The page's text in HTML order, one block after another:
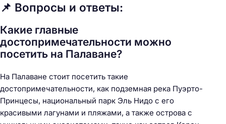
📌 Вопросы и ответы:
Какие главные
достопримечательности можно
посетить на Палаване?
На Палаване стоит посетить такие
достопримечательности, как подземная река Пуэрто-
Принцесы, национальный парк Эль Нидо с его
красивыми лагунами и пляжами, а также острова с